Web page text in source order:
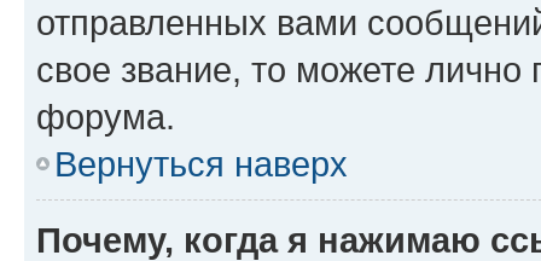
отправленных вами
свое звание, то можете лично
форума.
Вернуться наверх
Почему, когда я нажимаю